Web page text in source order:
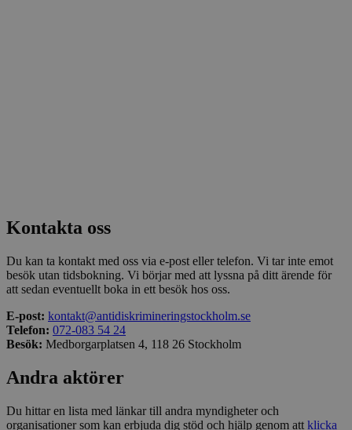
Kontakta oss
Du kan ta kontakt med oss via e-post eller telefon. Vi tar inte emot
besök utan tidsbokning. Vi börjar med att lyssna på ditt ärende för
att sedan eventuellt boka in ett besök hos oss.
E-post: kontakt@antidiskrimineringstockholm.se
Telefon: 072-083 54 24
Besök: Medborgarplatsen 4, 118 26 Stockholm
Andra aktörer
Du hittar en lista med länkar till andra myndigheter och
organisationer som kan erbjuda dig stöd och hjälp genom att klicka